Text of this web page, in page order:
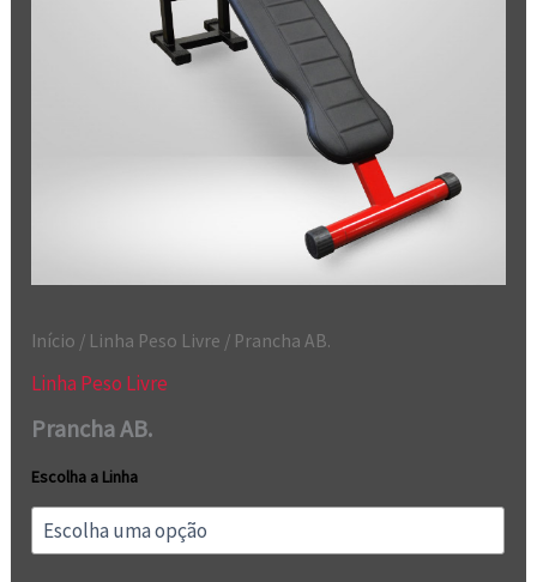
Início / Linha Peso Livre / Prancha AB.
Linha Peso Livre
Prancha AB.
Escolha a Linha